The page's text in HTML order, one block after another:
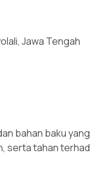
Jawa Tengah
bahan baku
serta tahan